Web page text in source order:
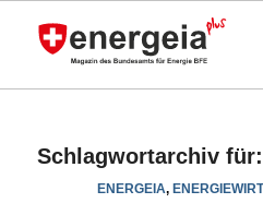
Schlagwortarchiv für:
ENERGEIA,